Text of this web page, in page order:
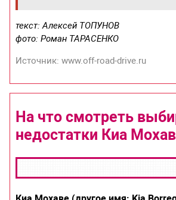
текст: Алексей ТОПУНОВ
фото: Роман ТАРАСЕНКО
Источник: www.off-road-drive.ru
На что смотреть
недостатки Киа